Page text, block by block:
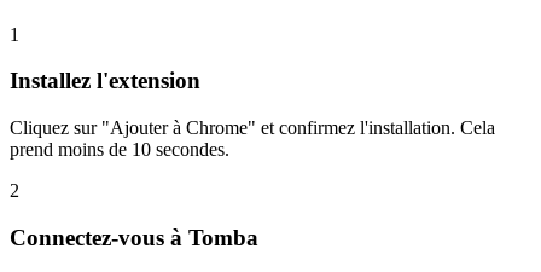
1
Installez l'extension
Cliquez sur "Ajouter à Chrome" et confirmez l'installation. Cela
prend moins de 10 secondes.
2
Connectez-vous à Tomba